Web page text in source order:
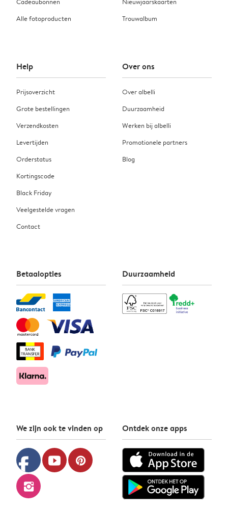
Alle fotoproducten
Trouwalbum
Help
Prijsoverzicht
Grote bestellingen
Verzendkosten
Levertijden
Orderstatus
Kortingscode
Black Friday
Veelgestelde vragen
Contact
Over ons
Over albelli
Duurzaamheid
Werken bij albelli
Promotionele partners
Blog
Betaalopties Duurzaamheid
We zijn ook te vinden op
facebook youtube pinterest
instagram
Ontdek onze apps